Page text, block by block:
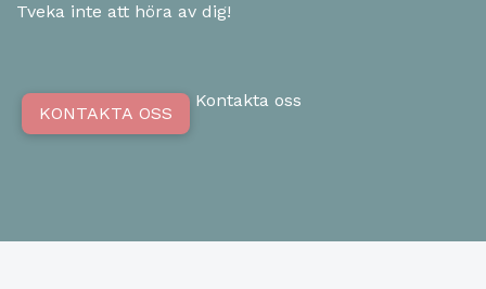
Tveka inte att höra av dig!
KONTAKTA OSS
Kontakta oss